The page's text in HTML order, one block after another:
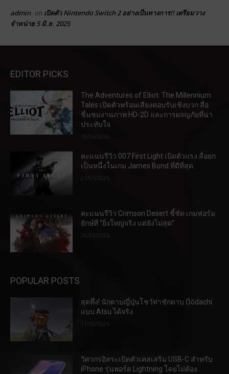
admin on เปิดตัว Nintendo Switch 2 อย่างเป็นทางการ!! เตรียมวาง
จำหน่าย 5 มิ.ย. 2025
EDITOR PICKS
The Adventures of Elliot: The Millennium
Tales เปิดตัวพร้อมเสียงตอบรับเชิงบวก สื่อ
ชื่นชมงานภาพ HD-2D และการผจญภัยที่น่า
ประทับใจ
18/06/2026
คะแนนรีวิว 007 First Light เปิดตัวแรง สื่อยก
เป็นหนึ่งในเกม James Bond ที่ดีที่สุด
27/05/2026
คะแนนรีวิว Crimson Desert ชี้ชัด เกมฟอร์ม
ยักษ์ที่ “ยิ่งใหญ่จริง แต่ยังไม่สุด”
20/03/2026
POPULAR POSTS
สุดทึ่ง! นักดาบญี่ปุ่นโชว์ท่าชักดาบ Ōōdachi
แบบ Atsu ได้จริง
11/10/2025
วิศวกรอิสระเปิดตัวเคสเสริม USB-C สำหรับ
iPhone รุ่นพอร์ต Lightning โดยไม่ต้อง